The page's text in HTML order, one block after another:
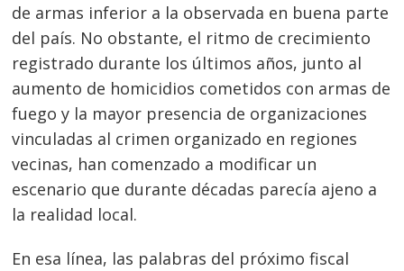
de armas inferior a la observada en buena parte
del país. No obstante, el ritmo de crecimiento
registrado durante los últimos años, junto al
aumento de homicidios cometidos con armas de
fuego y la mayor presencia de organizaciones
vinculadas al crimen organizado en regiones
vecinas, han comenzado a modificar un
escenario que durante décadas parecía ajeno a
la realidad local.
En esa línea, las palabras del próximo fiscal